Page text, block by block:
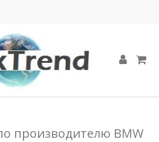
производителю BMW